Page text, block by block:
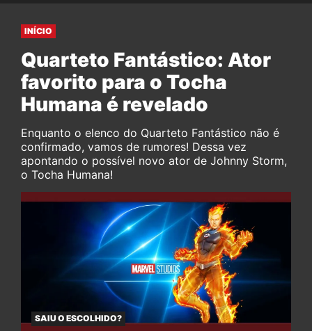
INÍCIO
Quarteto Fantástico: Ator
favorito para o Tocha
Humana é revelado
Enquanto o elenco do Quarteto Fantástico não é
confirmado, vamos de rumores! Dessa vez
apontando o possível novo ator de Johnny Storm,
o Tocha Humana!
SAIU O ESCOLHIDO?